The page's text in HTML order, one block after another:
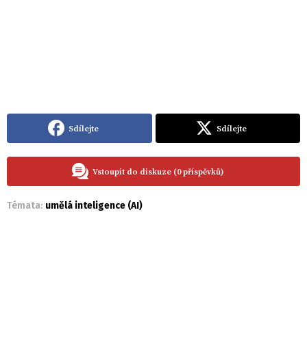
Sdílejte Sdílejte
Vstoupit do diskuze (0 příspěvků)
Témata: umělá inteligence (AI)